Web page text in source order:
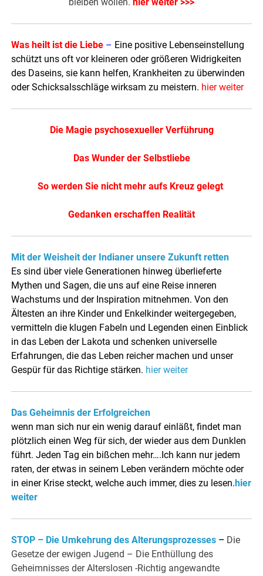
Was heilt ist die Liebe – Eine positive Lebenseinstellung
schützt uns oft vor kleineren oder größeren Widrigkeiten
des Daseins, sie kann helfen, Krankheiten zu überwinden
oder Schicksalsschläge wirksam zu meistern. hier weiter
Die Magie psychosexueller Verführung
Das Wunder der Selbstliebe
So werden Sie nicht mehr aufs Kreuz gelegt
Gedanken erschaffen Realität
Mit der Weisheit der Indianer unsere Zukunft retten
Es sind über viele Generationen hinweg überlieferte
Mythen und Sagen, die uns auf eine Reise inneren
Wachstums und der Inspiration mitnehmen. Von den
Ältesten an ihre Kinder und Enkelkinder weitergegeben,
vermitteln die klugen Fabeln und Legenden einen Einblick
in das Leben der Lakota und schenken universelle
Erfahrungen, die das Leben reicher machen und unser
Gespür für das Richtige stärken. hier weiter
Das Geheimnis der Erfolgreichen
wenn man sich nur ein wenig darauf einläßt, findet man
plötzlich einen Weg für sich, der wieder aus dem Dunklen
führt. Jeden Tag ein bißchen mehr….Ich kann nur jedem
raten, der etwas in seinem Leben verändern möchte oder
in einer Krise steckt, welche auch immer, dies zu lesen. hier
weiter
STOP – Die Umkehrung des Alterungsprozesses – Die
Gesetze der ewigen Jugend – Die Enthüllung des
Geheimnisses der Alterslosen -Richtig angewandte